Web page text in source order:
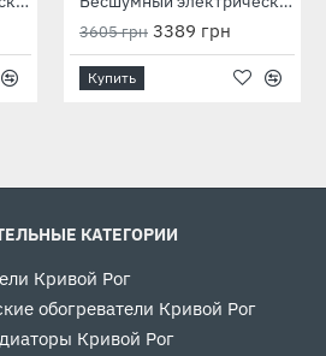
3605 грн 3389 грн
Купить
КАТЕГОРИИ
Кривой Рог
обогреватели Кривой Рог
Кривой Рог